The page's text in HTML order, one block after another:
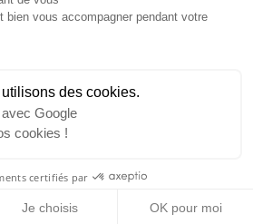
bien vous accompagner pendant votre
des cookies.
Google
cookies !
certifiés par
Je choisis OK pour moi
Gestion des cookies
Agence Multiweb